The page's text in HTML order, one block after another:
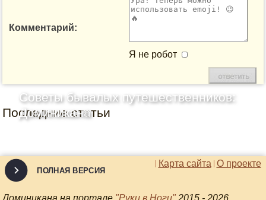
Комментарий:
Я не робот
Последние статьи
Советы бывалых путешественников:
Доминикана
О проекте
Карта сайта
ПОЛНАЯ ВЕРСИЯ
Доминикана на портале "Руки в Ноги" 2015 - 2026